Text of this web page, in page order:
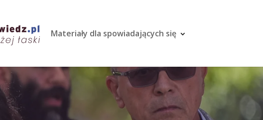
Materiały dla spowiadających się